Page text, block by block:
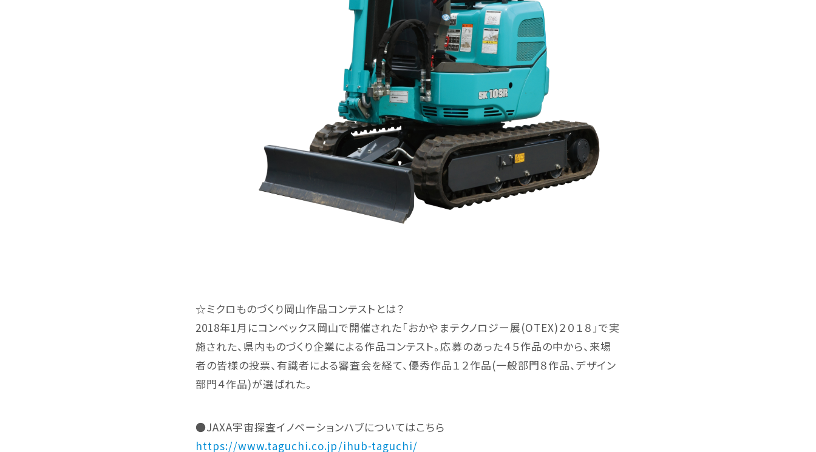
☆ミクロものづくり岡山作品コンテストとは？
2018年1月にコンベックス岡山で開催された「おかやまテクノロジー展(OTEX)２０１８」で実
施された、県内ものづくり企業による作品コンテスト。応募のあった４５作品の中から、来場
者の皆様の投票、有識者による審査会を経て、優秀作品１２作品(一般部門８作品、デザイン
部門４作品)が選ばれた。
●JAXA宇宙探査イノベーションハブについてはこちら
https://www.taguchi.co.jp/ihub-taguchi/